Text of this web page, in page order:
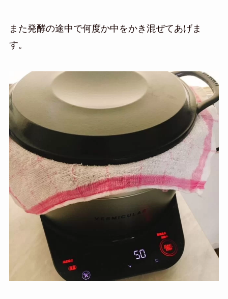
また発酵の途中で何度か中をかき混ぜてあげま
す。